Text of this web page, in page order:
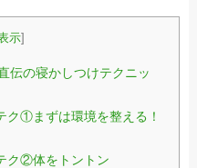
わせ
社
示]
伝の寝かしつけテクニッ
ク①まずは環境を整える！
ク②体をトントン